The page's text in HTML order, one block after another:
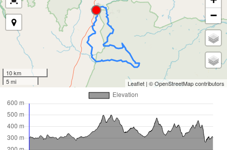
−
10 km
5 mi
Leaflet | ©OpenStreetMapcontributors